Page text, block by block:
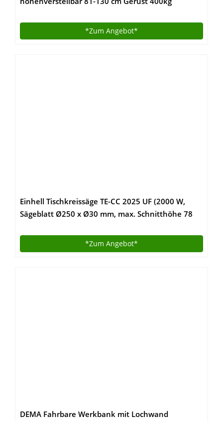
*Zum Angebot*
Einhell Tischkreissäge TE-CC 2025 UF (2000 W,
Sägeblatt Ø250 x Ø30 mm, max. Schnitthöhe 78
*Zum Angebot*
DEMA Fahrbare Werkbank mit Lochwand